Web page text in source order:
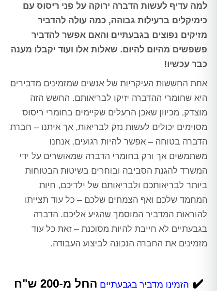
למה עדיף לעשות הדברה ירוקה על פני ריסוס עם
כימיקלים ברעילות גבוהה, כמה עולה להדביר
מזיקים נפוצים בגבעתיים והאם אפשר להדביר
פשפשים מהיום להיום. שאלות אלו ועוד יקבלו מענה
כבר עכשיו!
אחת החששות העיקריות של אנשים שמזמינים מדבירים
היא שחומרי ההדברה יזיקו לבריאותם. החשש הזה
מוצדק, מכיוון שאכן הרעלים שקיימים בחומרי ריסוס
מסוימים יכולים לעשות נזק לבריאות, אך איתנו – חברת
הדברה בטוחה – אפשר להיות רגועים. אנחנו
משתמשים אך ורק בחומרי הדברה שמאושרים על ידי
המשרד להגנת הסביבה ובוחרים בשיטות הבטוחות
ביותר לבריאותכם ולבריאותם של ילדיכם, חיות
המחמד שלכם ואף הצמחים שלכם – כל עוד תצייתו
להוראות המדביר המוסמך שהגיע אליכם. הדברה
בגבעתיים לא חייבת להיות מסוכנת – זאת כל עוד
מזמינים את החברה הנכונה לביצוע העבודה.
✔️ הזמינו מדביר בגבעתיים החל מ-200 ש"ח